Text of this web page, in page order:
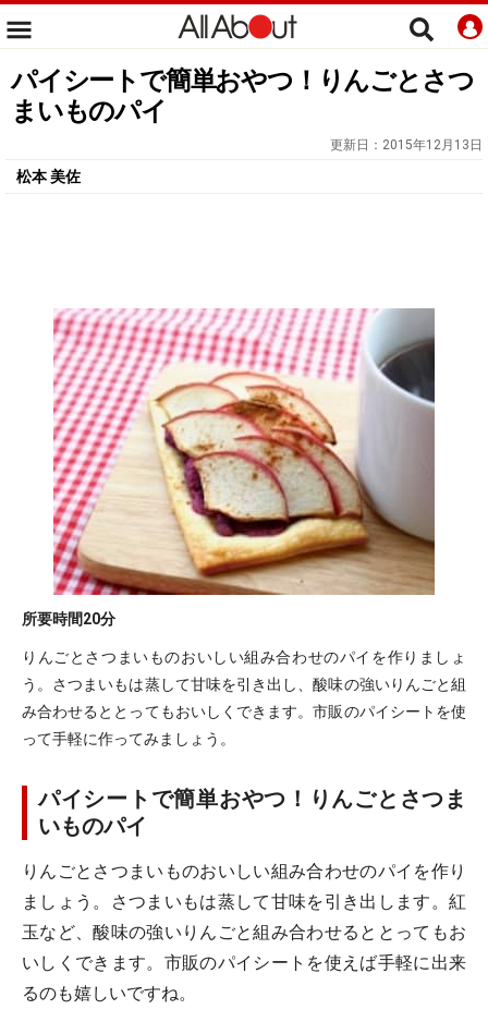
パイシートで簡単おやつ！りんごとさつ
まいものパイ
更新日： 2015年12月13日
松本 美佐
所要時間20分
りんごとさつまいものおいしい組み合わせのパイを作りましょ
う。さつまいもは蒸して甘味を引き出し、酸味の強いりんごと組
み合わせるととってもおいしくできます。市販のパイシートを使
って手軽に作ってみましょう。
パイシートで簡単おやつ！りんごとさつま
いものパイ
りんごとさつまいものおいしい組み合わせのパイを作り
ましょう。さつまいもは蒸して甘味を引き出します。紅
玉など、酸味の強いりんごと組み合わせるととってもお
いしくできます。市販のパイシートを使えば手軽に出来
るのも嬉しいですね。